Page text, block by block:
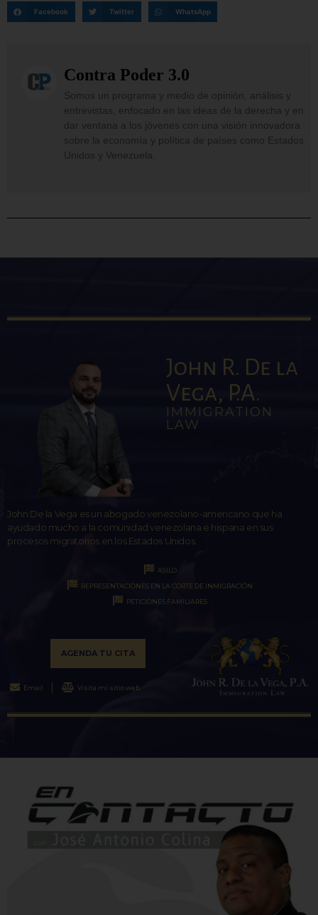
Facebook Twitter WhatsApp
Contra Poder 3.0
Somos un programa y medio de opinión, análisis y
entrevistas, enfocado en las ideas de la derecha y en
dar ventana a los jóvenes con una visión innovadora
sobre la economía y política de países como Estados
Unidos y Venezuela.
John R. De la
Vega, P.A.
IMMIGRATION
LAW
John De la Vega es un abogado venezolano-americano que ha
ayudado mucho a la comunidad venezolana e hispana en sus
procesos migratorios en los Estados Unidos.
ASILO
REPRESENTACIONES EN LA CORTE DE INMIGRACIÓN
PETICIONES FAMILIARES
AGENDA TU CITA
Email Visita mi sitio web